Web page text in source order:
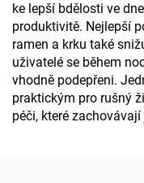
ke lepší bdělosti ve
produktivitě. Nejlepší
ramen a krku také
uživatelé se během
vhodně podepřeni.
praktickým pro rušný
péči, které